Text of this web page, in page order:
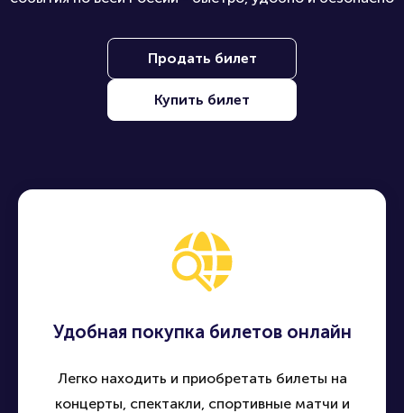
Продать билет
Купить билет
Удобная покупка билетов онлайн
Легко находить и приобретать билеты на
концерты, спектакли, спортивные матчи и